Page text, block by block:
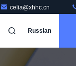
celia@xhhc.cn
Russian